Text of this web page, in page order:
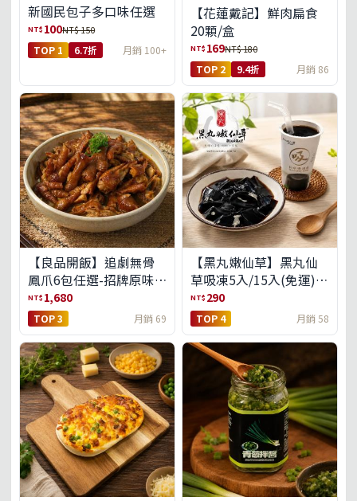
新國民包子多口味任選
NT$ 100NT$ 150
TOP 1 6.7折 月銷 100+
【花蓮戴記】鮮肉扁食
20顆/盒
NT$ 169NT$ 180
TOP 2 9.4折 月銷 86
【良品開飯】追劇無骨
鳳爪6包任選-招牌原味/
濃濃蒜香/過癮麻辣(免運
組)
NT$ 1,680
TOP 3 月銷 69
【黑丸嫩仙草】黑丸仙
草吸凍5入/15入(免運)
(預購中8/14出貨)
NT$ 290
TOP 4 月銷 58